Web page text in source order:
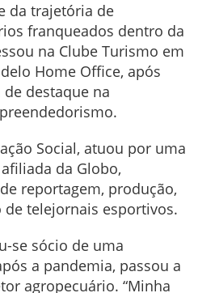
da trajetória de
franqueados dentro da
na Clube Turismo em
Home Office, após
destaque na
Social, atuou por uma
da Globo,
reportagem, produção,
de telejornais esportivos.
se sócio de uma
a pandemia, passou a
agropecuário. “Minha